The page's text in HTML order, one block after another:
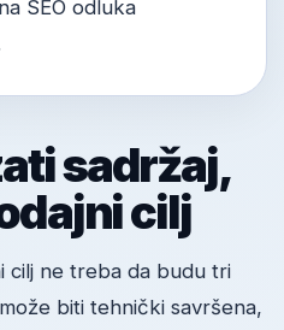
SEO odluka
sadržaj,
cilj
cilj ne treba da budu tri
biti tehnički savršena,